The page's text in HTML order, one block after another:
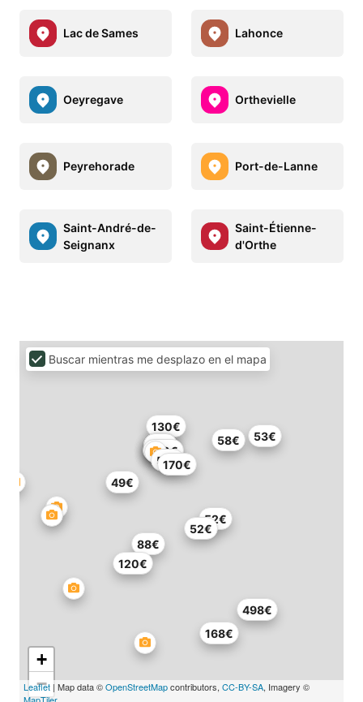
Lac de Sames Lahonce
Oeyregave Orthevielle
Peyrehorade Port-de-Lanne
Saint-André-de-
Seignanx
Saint-Étienne-
d'Orthe
52€
52€
88€
168€
120€
49€
55€
55€
65€
66€
100€
130€
170€
58€
498€
53€
58€
+
−
Leaflet | Map data ©OpenStreetMapcontributors, CC-BY-SA, Imagery ©
MapTiler
Buscar mientras me desplazo en el mapa